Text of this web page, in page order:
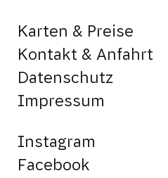
Karten & Preise
Kontakt & Anfahrt
Datenschutz
Impressum
Instagram
Facebook